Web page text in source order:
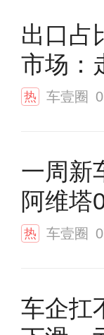
出口占
市场：
热 车壹圈
一周新
阿维塔
热 车壹圈
车企扛